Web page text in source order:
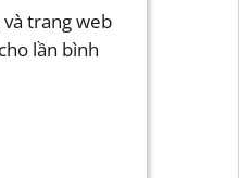
trang web
lần bình